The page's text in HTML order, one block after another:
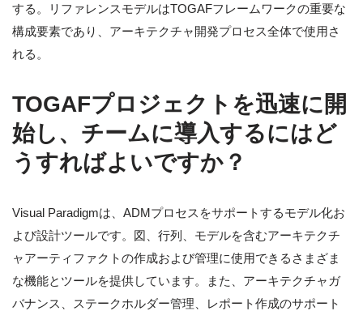
する。リファレンスモデルはTOGAFフレームワークの重要な
構成要素であり、アーキテクチャ開発プロセス全体で使用さ
れる。
TOGAFプロジェクトを迅速に開
始し、チームに導入するにはど
うすればよいですか？
Visual Paradigmは、ADMプロセスをサポートするモデル化お
よび設計ツールです。図、行列、モデルを含むアーキテクチ
ャアーティファクトの作成および管理に使用できるさまざま
な機能とツールを提供しています。また、アーキテクチャガ
バナンス、ステークホルダー管理、レポート作成のサポート